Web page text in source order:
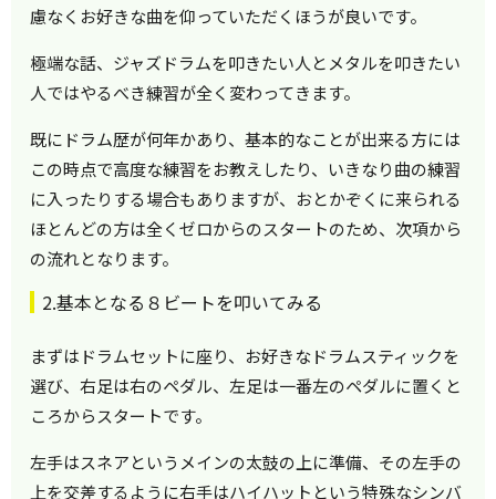
慮なくお好きな曲を仰っていただくほうが良いです。
極端な話、ジャズドラムを叩きたい人とメタルを叩きたい
人ではやるべき練習が全く変わってきます。
既にドラム歴が何年かあり、基本的なことが出来る方には
この時点で高度な練習をお教えしたり、いきなり曲の練習
に入ったりする場合もありますが、おとかぞくに来られる
ほとんどの方は全くゼロからのスタートのため、次項から
の流れとなります。
2.基本となる８ビートを叩いてみる
まずはドラムセットに座り、お好きなドラムスティックを
選び、右足は右のペダル、左足は一番左のペダルに置くと
ころからスタートです。
左手はスネアというメインの太鼓の上に準備、その左手の
上を交差するように右手はハイハットという特殊なシンバ